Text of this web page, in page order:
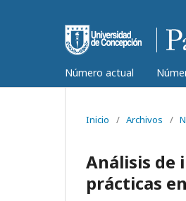
Número actual
Inicio / Archivos /
Análisis de
prácticas